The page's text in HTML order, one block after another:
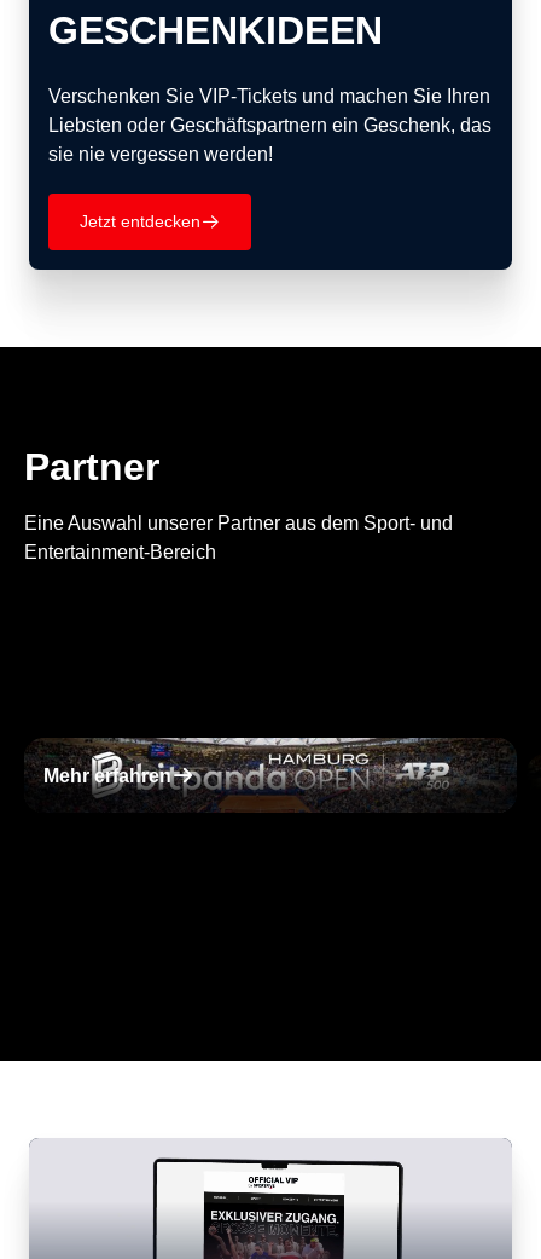
GESCHENKIDEEN
Verschenken Sie VIP-Tickets und machen Sie Ihren
Liebsten oder Geschäftspartnern ein Geschenk, das
sie nie vergessen werden!
Jetzt entdecken􀄫
Partner
Eine Auswahl unserer Partner aus dem Sport- und
Entertainment-Bereich
Mehr erfahren􀄫